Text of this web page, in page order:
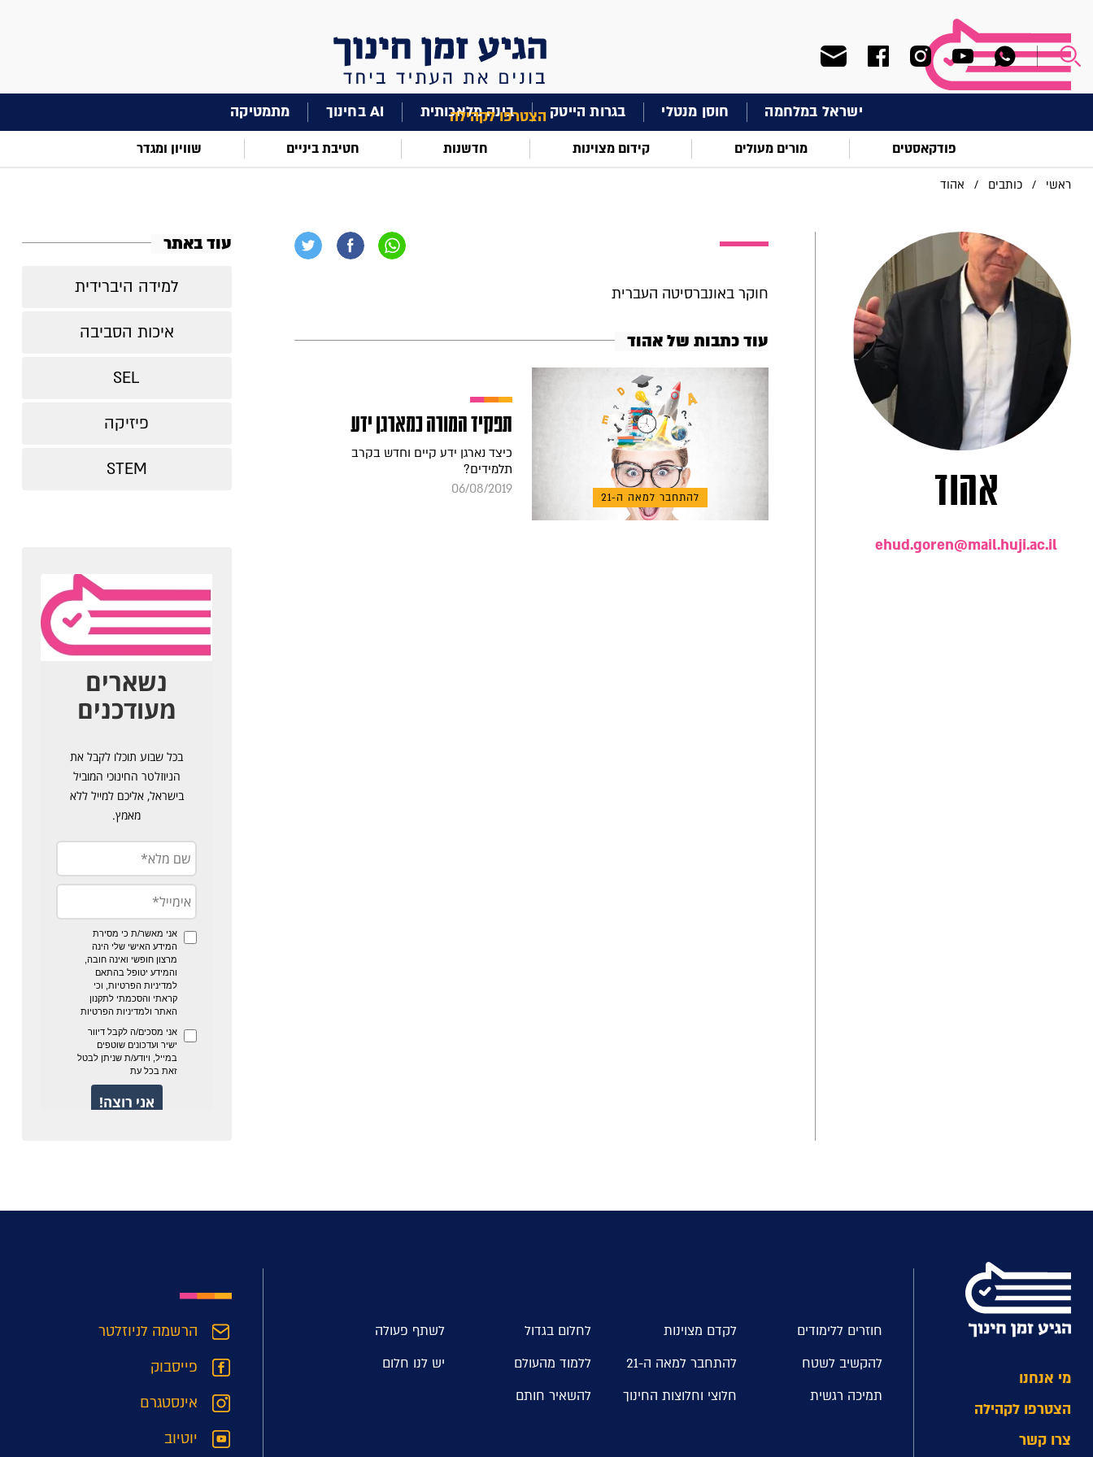
הצטרפו לקהילה ישראל במלחמה חוסן מנטלי בגרות הייטק בינה מלאכותית AI בחינוך מתמטיקה
פודקאסטים מורים מעולים קידום מצוינות חדשנות חטיבת ביניים שוויון ומגדר
ראשי / כותבים / אהוד
חוקר באונברסיטה העברית
עוד כתבות של אהוד
להתחבר למאה ה-21
תפקיד המורה כמארגן ידע
כיצד נארגן ידע קיים וחדש בקרב
תלמידים?
06/08/2019
אהוד
ehud.goren@mail.huji.ac.il
עוד באתר
למידה היברידית
איכות הסביבה
SEL
פיזיקה
STEM
מי אנחנו
הצטרפו לקהילה
צרו קשר
חוזרים ללימודים לקדם מצוינות לחלום בגדול
לשתף פעולה
להקשיב לשטח
להתחבר למאה ה-21 ללמוד מהעולם
יש לנו חלום
תמיכה רגשית
חלוצי וחלוצות החינוך להשאיר חותם
הרשמה לניוזלטר
פייסבוק
אינסטגרם
יוטיוב